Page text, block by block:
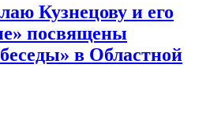
Кузнецову и его
посвящены
в Областной